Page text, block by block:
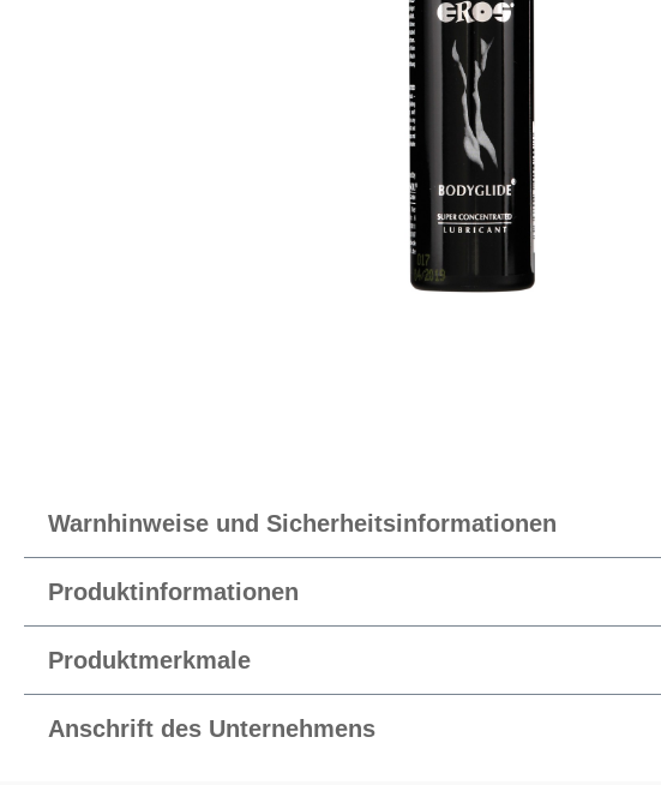
Warnhinweise und Sicherheitsinformationen
Produktinformationen
Produktmerkmale
Anschrift des Unternehmens